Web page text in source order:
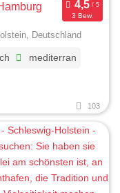
3 Bew.
Deutschland
mediterran
103